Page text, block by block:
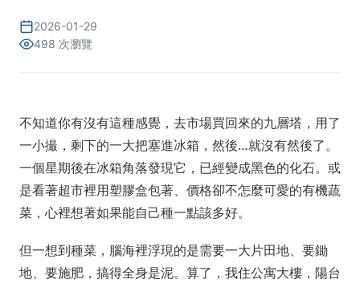
2026-01-29
498 次瀏覽
不知道你有沒有這種感覺，去市場買回來的九層塔，用了
一小撮，剩下的一大把塞進冰箱，然後…就沒有然後了。
一個星期後在冰箱角落發現它，已經變成黑色的化石。或
是看著超市裡用塑膠盒包著、價格卻不怎麼可愛的有機蔬
菜，心裡想著如果能自己種一點該多好。
但一想到種菜，腦海裡浮現的是需要一大片田地、要鋤
地、要施肥，搞得全身是泥。算了，我住公寓大樓，陽台